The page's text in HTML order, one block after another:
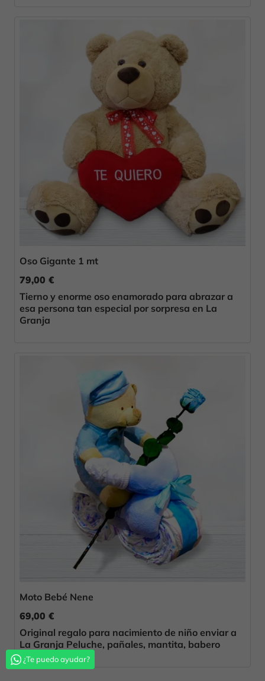
Oso Gigante 1 mt
79,00 €
Tierno y enorme oso enamorado para abrazar a
esa persona tan especial por sorpresa en La
Granja
Moto Bebé Nene
69,00 €
Original regalo para nacimiento de niño enviar a
La Granja Peluche, pañales, mantita, babero
¿Te puedo ayudar?